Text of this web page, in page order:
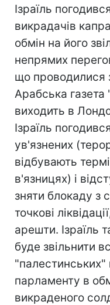
Ізраїль
викрадачів
обмін на його
непрямих
що проводилися
Арабська газета
виходить в
Ізраїль
ув'язнених
відбувають
в'язницях) і
зняти блокаду з
точкові
арешти. Ізраїль
буде звільнити
"палестинських"
парламенту в
викраденого